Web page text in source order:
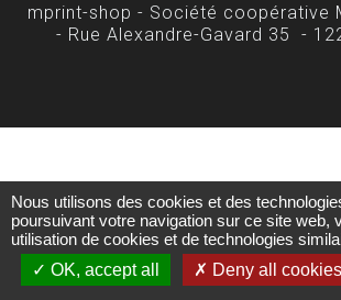
mprint-shop - Société coopérative
- Rue Alexandre-Gavard 35 -
Nous utilisons des cookies et des
poursuivant votre navigation sur ce site web,
utilisation de cookies et de technologies
OK, accept all
Deny all cookies